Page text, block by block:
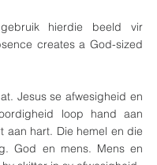
hierdie beeld vir
creates a God-sized
Jesus se afwesigheid en
loop hand aan
aan hart. Die hemel en die
God en mens. Mens en